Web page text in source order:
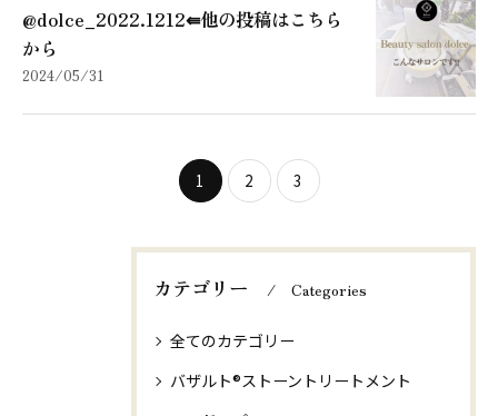
@dolce_2022.1212⇚他の投稿はこちら
から
2024/05/31
1 2 3
カテゴリー Categories
全てのカテゴリー
バザルト®ストーントリートメント